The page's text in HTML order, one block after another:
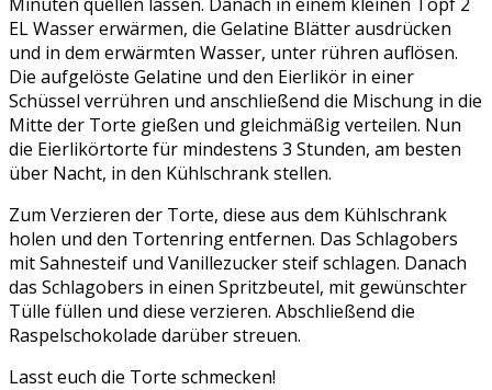
EL Wasser erwärmen, die Gelatine Blätter ausdrücken
und in dem erwärmten Wasser, unter rühren auflösen.
Die aufgelöste Gelatine und den Eierlikör in einer
Schüssel verrühren und anschließend die Mischung in die
Mitte der Torte gießen und gleichmäßig verteilen. Nun
die Eierlikörtorte für mindestens 3 Stunden, am besten
über Nacht, in den Kühlschrank stellen.
Zum Verzieren der Torte, diese aus dem Kühlschrank
holen und den Tortenring entfernen. Das Schlagobers
mit Sahnesteif und Vanillezucker steif schlagen. Danach
das Schlagobers in einen Spritzbeutel, mit gewünschter
Tülle füllen und diese verzieren. Abschließend die
Raspelschokolade darüber streuen.
Lasst euch die Torte schmecken!